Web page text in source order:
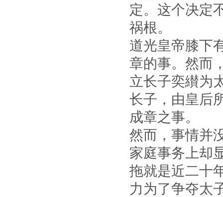
定。这个决定
祸根。
道光皇帝膝下
章的事。然而
立长子奕纉为
长子，由皇后
成章之事。
然而，事情并
家庭事务上却
拖就是近二十
力为了争夺太